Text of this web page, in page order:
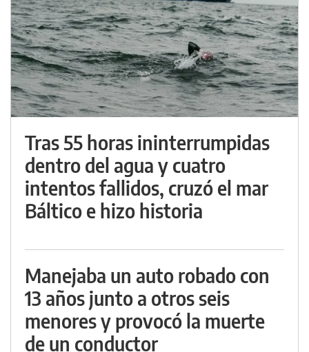
Tras 55 horas ininterrumpidas
dentro del agua y cuatro
intentos fallidos, cruzó el mar
Báltico e hizo historia
Manejaba un auto robado con
13 años junto a otros seis
menores y provocó la muerte
de un conductor